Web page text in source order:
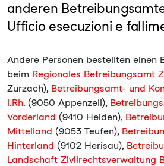
anderen
Ufficio esecuzioni e
Andere Personen bestellten einen
beim Regionales Betreibungsamt
Zurzach), Betreibungsamt- und
I.Rh. (9050 Appenzell),
Vorderland (9410 Heiden),
Mittelland (9053 Teufen),
Hinterland (9102 Herisau),
Landschaft Zivilrechtsverwaltung